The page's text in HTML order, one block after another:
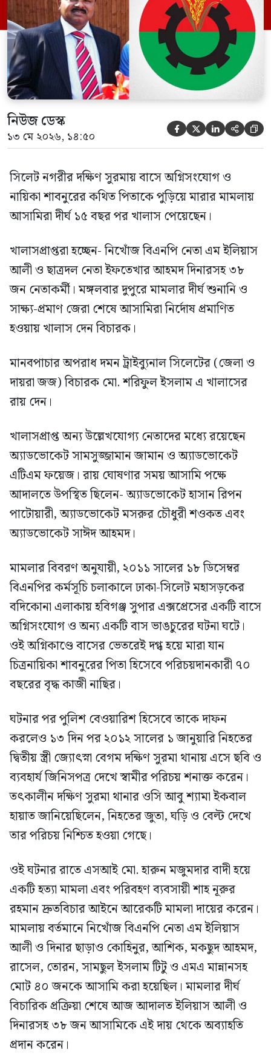
প্রমাণ জেরা শেষে আসামিরা নির্দোষ প্রমাণিত
হওয়ায় খালাস দেন বিচারক। মানবপাচার […]
নিউজ ডেস্ক
১৩ মে ২০২৬, ১৪:৫০     
সিলেট নগরীর দক্ষিণ সুরমায় বাসে অগ্নিসংযোগ ও
নায়িকা শাবনুরের কথিত পিতাকে পুড়িয়ে মারার মামলায়
আসামিরা দীর্ঘ ১৫ বছর পর খালাস পেয়েছেন।
খালাসপ্রাপ্তরা হচ্ছেন- নিখোঁজ বিএনপি নেতা এম ইলিয়াস
আলী ও ছাত্রদল নেতা ইফতেখার আহমদ দিনারসহ ৩৮
জন নেতাকর্মী। মঙ্গলবার দুপুরে মামলার দীর্ঘ শুনানি ও
সাক্ষ্য-প্রমাণ জেরা শেষে আসামিরা নির্দোষ প্রমাণিত
হওয়ায় খালাস দেন বিচারক।
মানবপাচার অপরাধ দমন ট্রাইব্যুনাল সিলেটের (জেলা ও
দায়রা জজ) বিচারক মো. শরিফুল ইসলাম এ খালাসের
রায় দেন।
খালাসপ্রাপ্ত অন্য উল্লেখযোগ্য নেতাদের মধ্যে রয়েছেন
অ্যাডভোকেট সামসুজ্জামান জামান ও অ্যাডভোকেট
এটিএম ফয়েজ। রায় ঘোষণার সময় আসামি পক্ষে
আদালতে উপস্থিত ছিলেন- অ্যাডভোকেট হাসান রিপন
পাটোয়ারী, অ্যাডভোকেট মসরুর চৌধুরী শওকত এবং
অ্যাডভোকেট সাঈদ আহমদ।
মামলার বিবরণ অনুযায়ী, ২০১১ সালের ১৮ ডিসেম্বর
বিএনপির কর্মসূচি চলাকালে ঢাকা-সিলেট মহাসড়কের
বদিকোনা এলাকায় হবিগঞ্জ সুপার এক্সপ্রেসের একটি বাসে
অগ্নিসংযোগ ও অন্য একটি বাস ভাঙচুরের ঘটনা ঘটে।
ওই অগ্নিকাণ্ডে বাসের ভেতরেই দগ্ধ হয়ে মারা যান
চিত্রনায়িকা শাবনুরের পিতা হিসেবে পরিচয়দানকারী ৭০
বছরের বৃদ্ধ কাজী নাছির।
ঘটনার পর পুলিশ বেওয়ারিশ হিসেবে তাকে দাফন
করলেও ১৩ দিন পর ২০১২ সালের ১ জানুয়ারি নিহতের
দ্বিতীয় স্ত্রী জ্যোৎস্না বেগম দক্ষিণ সুরমা থানায় এসে ছবি ও
ব্যবহার্য জিনিসপত্র দেখে স্বামীর পরিচয় শনাক্ত করেন।
তৎকালীন দক্ষিণ সুরমা থানার ওসি আবু শ্যামা ইকবাল
হায়াত জানিয়েছিলেন, নিহতের জুতা, ঘড়ি ও বেল্ট দেখে
তার পরিচয় নিশ্চিত হওয়া গেছে।
ওই ঘটনার রাতে এসআই মো. হারুন মজুমদার বাদী হয়ে
একটি হত্যা মামলা এবং পরিবহণ ব্যবসায়ী শাহ নূরুর
রহমান দ্রুতবিচার আইনে আরেকটি মামলা দায়ের করেন।
মামলায় বর্তমানে নিখোঁজ বিএনপি নেতা এম ইলিয়াস
আলী ও দিনার ছাড়াও কোহিনুর, আশিক, মকছুদ আহমদ,
রাসেল, তোরন, সামছুল ইসলাম টিটু ও এমএ মান্নানসহ
মোট ৪০ জনকে আসামি করা হয়েছিল। মামলার দীর্ঘ
বিচারিক প্রক্রিয়া শেষে আজ আদালত ইলিয়াস আলী ও
দিনারসহ ৩৮ জন আসামিকে এই দায় থেকে অব্যাহতি
প্রদান করেন।